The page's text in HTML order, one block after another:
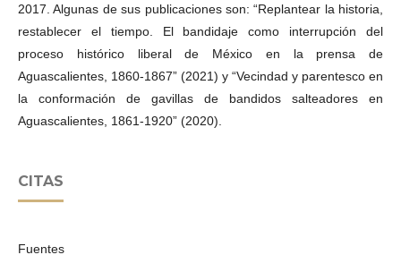
2017. Algunas de sus publicaciones son: “Replantear la historia,
restablecer el tiempo. El bandidaje como interrupción del
proceso histórico liberal de México en la prensa de
Aguascalientes, 1860-1867” (2021) y “Vecindad y parentesco en
la conformación de gavillas de bandidos salteadores en
Aguascalientes, 1861-1920” (2020).
CITAS
Fuentes